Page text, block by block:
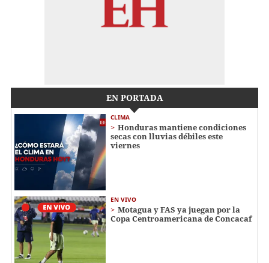
EN PORTADA
CLIMA
Honduras mantiene condiciones
secas con lluvias débiles este
viernes
EN VIVO
Motagua y FAS ya juegan por la
Copa Centroamericana de Concacaf